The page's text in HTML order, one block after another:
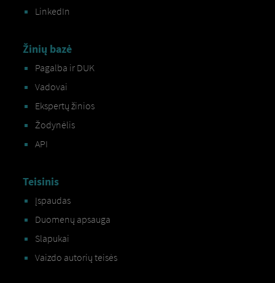
LinkedIn
Žinių bazė
Pagalba ir DUK
Vadovai
Ekspertų žinios
Žodynėlis
API
Teisinis
Įspaudas
Duomenų apsauga
Slapukai
Vaizdo autorių teisės